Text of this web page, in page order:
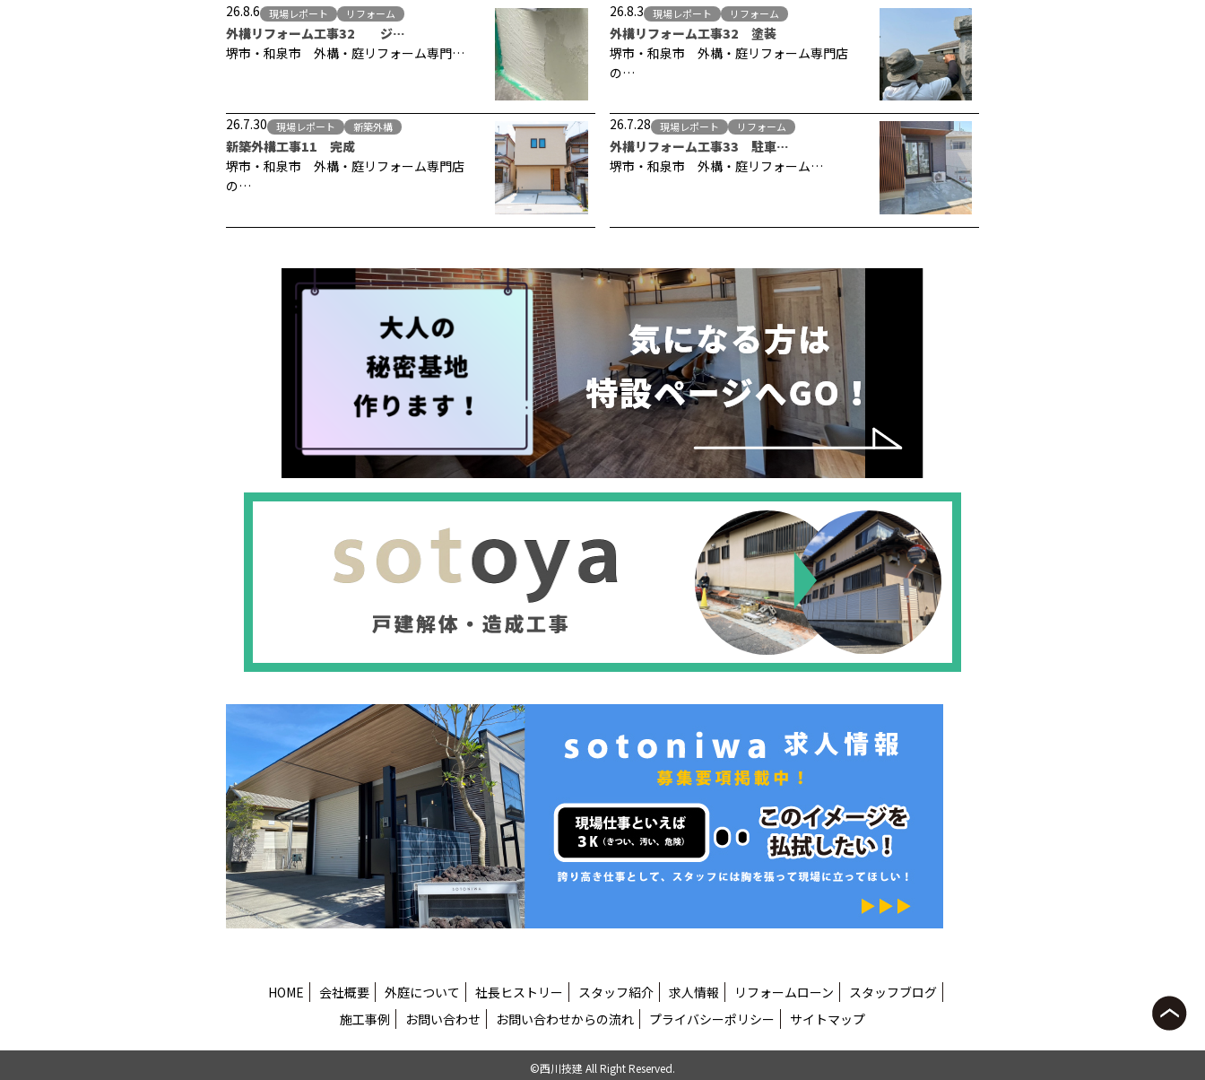
26.8.6 現場レポート リフォーム
外構リフォーム工事32 ジ…
堺市・和泉市 外構・庭リフォーム専門…
26.8.3 現場レポート リフォーム
外構リフォーム工事32 塗装
堺市・和泉市 外構・庭リフォーム専門店
の…
26.7.30 現場レポート 新築外構
新築外構工事11 完成
堺市・和泉市 外構・庭リフォーム専門店
の…
26.7.28 現場レポート リフォーム
外構リフォーム工事33 駐車…
堺市・和泉市 外構・庭リフォーム…
HOME 会社概要 外庭について 社長ヒストリー スタッフ紹介 求人情報 リフォームローン
スタッフブログ
施工事例
お問い合わせ お問い合わせからの流れ プライバシーポリシー サイトマップ
©西川技建 All Right Reserved.